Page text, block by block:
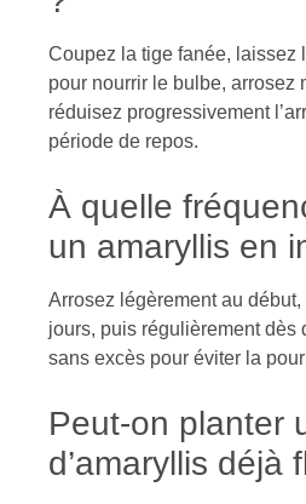
Coupez la tige fanée, laissez
pour nourrir le bulbe, arrosez
réduisez progressivement
période de repos.
À quelle
un amaryllis en
Arrosez légèrement au
jours, puis régulièrement dès
sans excès pour éviter la
Peut-on planter
d’amaryllis déjà